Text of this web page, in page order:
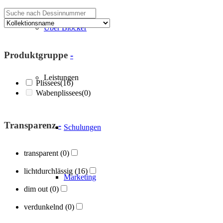
Über Blöcker
Leistungen
Schulungen
Marketing
Produktgruppe -
Plissees(16)
Wabenplissees(0)
Transparenz-
transparent (0)
lichtdurchlässig (16)
dim out (0)
verdunkelnd (0)